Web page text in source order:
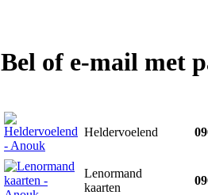
Bel of e-mail met
Heldervoelend
Lenormand
kaarten